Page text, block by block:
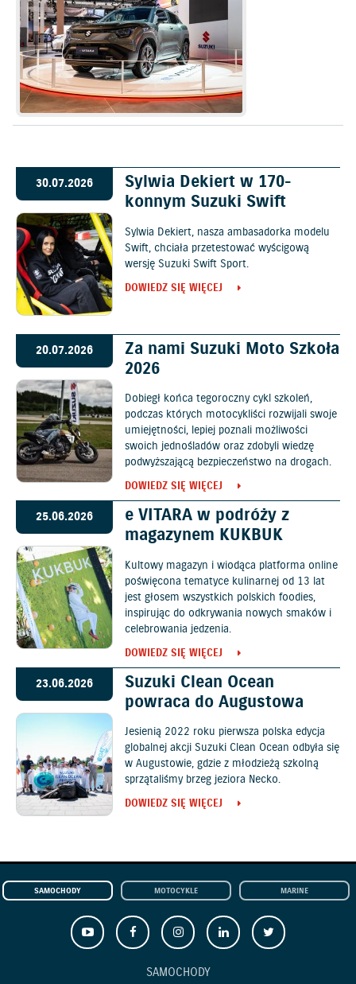
30.07.2026
Sylwia Dekiert w 170-
konnym Suzuki Swift
Sylwia Dekiert, nasza ambasadorka modelu
Swift, chciała przetestować wyścigową
wersję Suzuki Swift Sport.
DOWIEDZ SIĘ WIĘCEJ
20.07.2026
Za nami Suzuki Moto Szkoła
2026
Dobiegł końca tegoroczny cykl szkoleń,
podczas których motocykliści rozwijali swoje
umiejętności, lepiej poznali możliwości
swoich jednośladów oraz zdobyli wiedzę
podwyższającą bezpieczeństwo na drogach.
DOWIEDZ SIĘ WIĘCEJ
25.06.2026
e VITARA w podróży z
magazynem KUKBUK
Kultowy magazyn i wiodąca platforma online
poświęcona tematyce kulinarnej od 13 lat
jest głosem wszystkich polskich foodies,
inspirując do odkrywania nowych smaków i
celebrowania jedzenia.
DOWIEDZ SIĘ WIĘCEJ
23.06.2026
Suzuki Clean Ocean
powraca do Augustowa
Jesienią 2022 roku pierwsza polska edycja
globalnej akcji Suzuki Clean Ocean odbyła się
w Augustowie, gdzie z młodzieżą szkolną
sprzątaliśmy brzeg jeziora Necko.
DOWIEDZ SIĘ WIĘCEJ
SAMOCHODY MOTOCYKLE MARINE
SAMOCHODY